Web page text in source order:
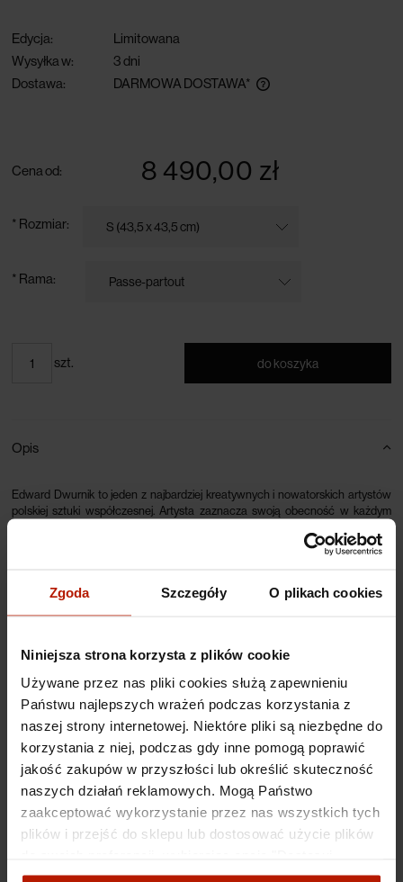
Zgoda Szczegóły O plikach cookies
Niniejsza strona korzysta z plików cookie
Używane przez nas pliki cookies służą zapewnieniu
Państwu najlepszych wrażeń podczas korzystania z
naszej strony internetowej. Niektóre pliki są niezbędne do
korzystania z niej, podczas gdy inne pomogą poprawić
jakość zakupów w przyszłości lub określić skuteczność
naszych działań reklamowych. Mogą Państwo
zaakceptować wykorzystanie przez nas wszystkich tych
plików i przejść do sklepu lub dostosować użycie plików
zgody".
Edycja:
Limitowana
Wysyłka w:
3 dni
Dostawa:
DARMOWA DOSTAWA*
Cena od: 8 490,00 zł
* Rozmiar:
* Rama:
szt. do koszyka
Opis
Edward Dwurnik to jeden z najbardziej kreatywnych i nowatorskich artystów
polskiej sztuki współczesnej. Artysta zaznacza swoją obecność w każdym
panoramę kraju, która staje się inspiracją dla jego niekończącej się twórczości.
Dwurnik nie ogranicza się przy tym do roli postronnego obserwatora – nie
panującej w nim atmosferze, którą przepuszcza przez wielobarwny filtr.
Inkografiawykonana za zgodą i pod bezpośrednim nadzorem artysty, a
następnie opatrzona jego sygnaturą w prawym dolnym rogu. W lewym rogu
umieszczono oznaczenie numeru edycji oraz rozmiaru pracy. Dzięki gwarancji
niepowtarzalności serii, inkografie nabierają charakteru dobrej inwestycji na
przestrzeni czasu.
Specyfikacje
Koszty dostawy